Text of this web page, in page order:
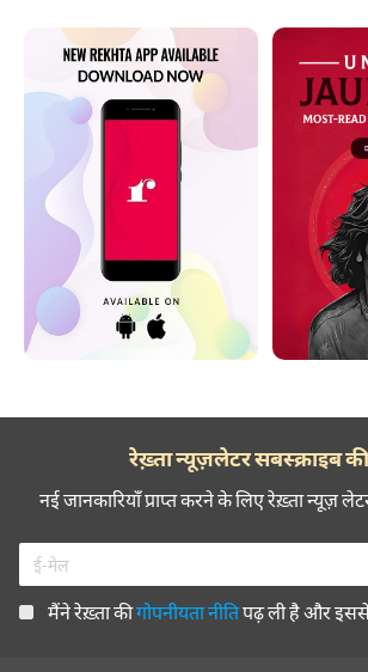
रेख़्ता न्यूज़लेटर सबस्क्राइब
नई जानकारियाँ प्राप्त करने के लिए रेख़्ता न्यूज़
मैंने रेख़्ता कीगोपनीयता नीतिपढ़ ली है और